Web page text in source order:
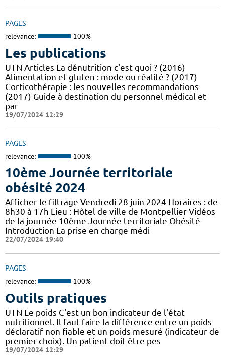
PAGES
relevance: 100%
Les publications
UTN Articles La dénutrition c'est quoi ? (2016)
Alimentation et gluten : mode ou réalité ? (2017)
Corticothérapie : les nouvelles recommandations
(2017) Guide à destination du personnel médical et
par
19/07/2024 12:29
PAGES
relevance: 100%
10ème Journée territoriale
obésité 2024
Afficher le filtrage Vendredi 28 juin 2024 Horaires : de
8h30 à 17h Lieu : Hôtel de ville de Montpellier Vidéos
de la journée 10ème Journée territoriale Obésité -
Introduction La prise en charge médi
22/07/2024 19:40
PAGES
relevance: 100%
Outils pratiques
UTN Le poids C'est un bon indicateur de l'état
nutritionnel. Il faut faire la différence entre un poids
déclaratif non fiable et un poids mesuré (indicateur de
premier choix). Un patient doit être pes
19/07/2024 12:29